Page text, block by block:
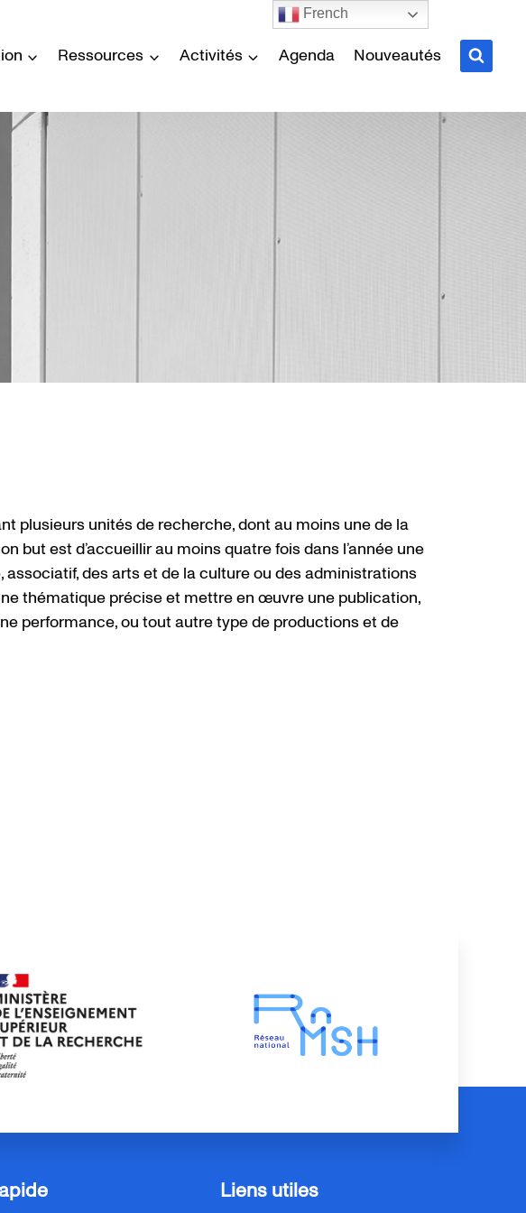
Ressources Activités Agenda Nouveautés
plusieurs unités de recherche, dont au moins une de la
but est d’accueillir au moins quatre fois dans l’année une
des arts et de la culture ou des administrations
thématique précise et mettre en œuvre une publication,
performance, ou tout autre type de productions et de
Liens utiles
French